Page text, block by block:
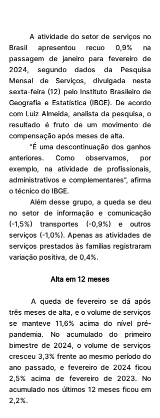
	A atividade do setor de serviços no
Brasil apresentou recuo 0,9% na
passagem de janeiro para fevereiro de
2024, segundo dados da Pesquisa
Mensal de Serviços, divulgada nesta
sexta-feira (12) pelo Instituto Brasileiro de
Geografia e Estatística (IBGE). De acordo
com Luiz Almeida, analista da pesquisa, o
resultado é fruto de um movimento de
compensação após meses de alta.
	“É uma descontinuação dos ganhos
anteriores. Como observamos, por
exemplo, na atividade de profissionais,
administrativos e complementares”, afirma
o técnico do IBGE.
no setor de informação e comunicação
(-1,5%) transportes (-0,9%) e outros
serviços (-1,0%). Apenas as atividades de
serviços prestados às famílias registraram
variação positiva, de 0,4%.
Alta em 12 meses
três meses de alta, e o volume de serviços
se manteve 11,6% acima do nível pré-
pandemia. No acumulado do primeiro
bimestre de 2024, o volume de serviços
cresceu 3,3% frente ao mesmo período do
ano passado, e fevereiro de 2024 ficou
2,5% acima de fevereiro de 2023. No
acumulado nos últimos 12 meses ficou em
2,2%.